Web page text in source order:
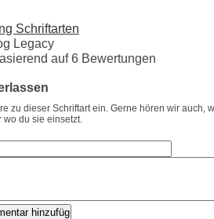
Schriftarten
Legacy
auf6 Bewertungen
zu dieser Schriftart ein. Gerne hören wir auch,
wo du sie einsetzt.